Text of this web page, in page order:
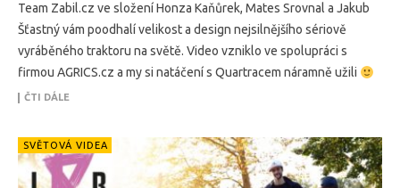
Team Zabil.cz ve složení Honza Kaňůrek, Mates Srovnal a Jakub
Šťastný vám poodhalí velikost a design nejsilnějšího sériově
vyráběného traktoru na světě. Video vzniklo ve spolupráci s
firmou AGRICS.cz a my si natáčení s Quartracem náramně užili
ČTI DÁLE
SVĚTOVÁ VIDEA